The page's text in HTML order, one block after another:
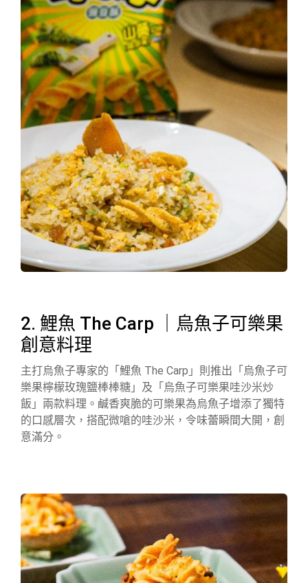
2. 鯉魚 The Carp ｜烏魚子可樂果
創意料理
主打烏魚子專家的「鯉魚 The Carp」則推出「烏魚子可
樂果檸檬玫瑰鹽棒棒糖」及「烏魚子可樂果哇沙米炒
飯」兩款料理。鹹香爽脆的可樂果為烏魚子增添了獨特
的口感層次，搭配微嗆的哇沙米，令味蕾瞬間大開，創
意滿分。